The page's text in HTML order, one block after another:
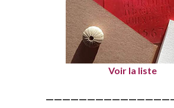
Voir la liste